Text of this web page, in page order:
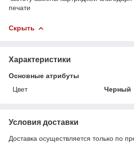
печати
Скрыть
Характеристики
Основные атрибуты
Цвет
Черный
Условия доставки
Доставка осуществляется только по